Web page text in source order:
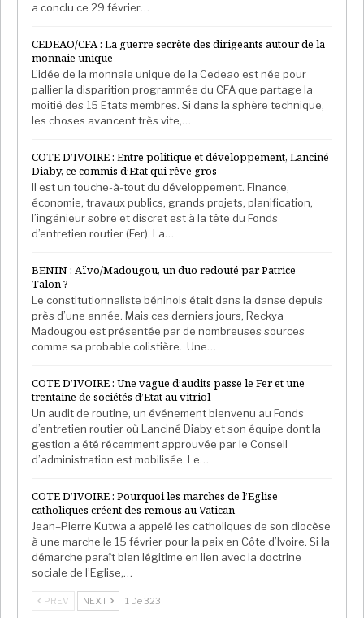
a conclu ce 29 février…
CEDEAO/CFA : La guerre secrète des dirigeants autour de la
monnaie unique
L’idée de la monnaie unique de la Cedeao est née pour
pallier la disparition programmée du CFA que partage la
moitié des 15 Etats membres. Si dans la sphère technique,
les choses avancent très vite,…
COTE D’IVOIRE : Entre politique et développement, Lanciné
Diaby, ce commis d’Etat qui rêve gros
Il est un touche-à-tout du développement. Finance,
économie, travaux publics, grands projets, planification,
l’ingénieur sobre et discret est à la tête du Fonds
d’entretien routier (Fer). La…
BENIN : Aïvo/Madougou, un duo redouté par Patrice
Talon ?
Le constitutionnaliste béninois était dans la danse depuis
près d’une année. Mais ces derniers jours, Reckya
Madougou est présentée par de nombreuses sources
comme sa probable colistière. Une…
COTE D’IVOIRE : Une vague d’audits passe le Fer et une
trentaine de sociétés d’Etat au vitriol
Un audit de routine, un événement bienvenu au Fonds
d’entretien routier où Lanciné Diaby et son équipe dont la
gestion a été récemment approuvée par le Conseil
d’administration est mobilisée. Le…
COTE D’IVOIRE : Pourquoi les marches de l’Eglise
catholiques créent des remous au Vatican
Jean–Pierre Kutwa a appelé les catholiques de son diocèse
à une marche le 15 février pour la paix en Côte d’Ivoire. Si la
démarche paraît bien légitime en lien avec la doctrine
sociale de l’Eglise,…
PREV NEXT 1 De 323